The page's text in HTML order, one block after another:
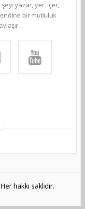
şeyi yazar, yer, içer,
bir mutluluk
hakkı saklıdır.